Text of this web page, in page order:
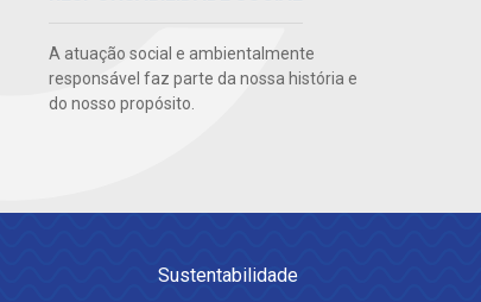
A atuação social e ambientalmente
responsável faz parte da nossa história e
do nosso propósito.
Sustentabilidade